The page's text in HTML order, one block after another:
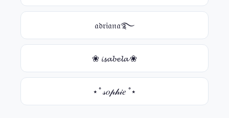
𝔞𝔡𝔯𝔦𝔞𝔫𝔞࿐
❀ 𝓲𝓼𝓪𝓫𝓮𝓵𝓪 ❀
⋆˚ 𝓈𝑜𝓅𝒽𝒾𝑒 ˚⋆